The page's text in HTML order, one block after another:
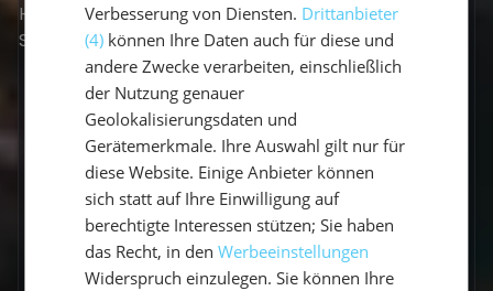
Aktivurlaub
Verbesserung von Diensten. Drittanbieter
(4) können Ihre Daten auch für diese und
andere Zwecke verarbeiten, einschließlich
der Nutzung genauer
Geolokalisierungsdaten und
Gerätemerkmale. Ihre Auswahl gilt nur für
diese Website. Einige Anbieter können
sich statt auf Ihre Einwilligung auf
berechtigte Interessen stützen; Sie haben
das Recht, in denWerbeeinstellungen
Widerspruch einzulegen. Sie können Ihre